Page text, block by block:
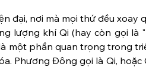
đại, nơi mà mọi thứ đều xoay
lượng khí Qi (hay còn gọi là
là một phần quan trọng trong
Phương Đông gọi là Qi, hoặc